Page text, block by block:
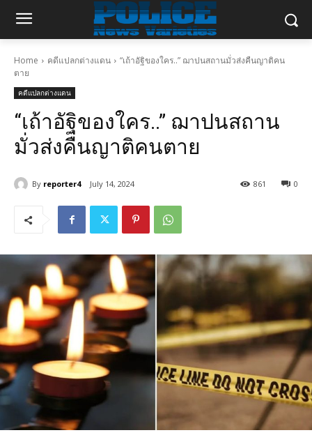
Home คดีแปลกต่างแดน
“เถ้าอัฐิของใคร..” ฌาปนสถานมั่วส่งคืนญาติคน
ตาย
คดีแปลกต่างแดน
“เถ้าอัฐิของใคร..” ฌาปนสถาน
มั่วส่งคืนญาติคนตาย
By reporter4 July 14, 2024 0
861